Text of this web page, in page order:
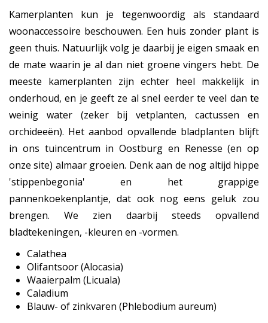
Kamerplanten kun je tegenwoordig als standaard
woonaccessoire beschouwen. Een huis zonder plant is
geen thuis. Natuurlijk volg je daarbij je eigen smaak en
de mate waarin je al dan niet groene vingers hebt. De
meeste kamerplanten zijn echter heel makkelijk in
onderhoud, en je geeft ze al snel eerder te veel dan te
weinig water (zeker bij vetplanten, cactussen en
orchideeën). Het aanbod opvallende bladplanten blijft
in ons tuincentrum in Oostburg en Renesse (en op
onze site) almaar groeien. Denk aan de nog altijd hippe
'stippenbegonia' en het grappige
pannenkoekenplantje, dat ook nog eens geluk zou
brengen. We zien daarbij steeds opvallend
bladtekeningen, -kleuren en -vormen.
Calathea
Olifantsoor (Alocasia)
Waaierpalm (Licuala)
Caladium
Blauw- of zinkvaren (Phlebodium aureum)